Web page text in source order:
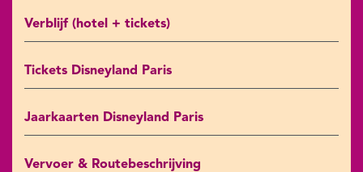
Verblijf (hotel + tickets)
Tickets Disneyland Paris
Jaarkaarten Disneyland Paris
Vervoer & Routebeschrijving